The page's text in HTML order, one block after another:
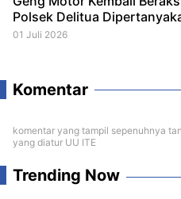
Polsek Delitua
01 Juli 2026
Komentar
komentar yang tampil sepenuhnya
yang diatur UU ITE
Trending Now